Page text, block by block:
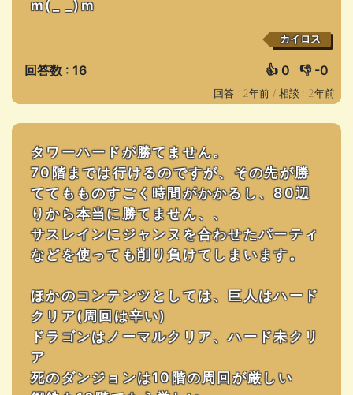
m(_ _)m
カイロス
回答数 : 16 👍 0 👎 -0
回答 : 2年前 / 相談 : 2年前
タワーハードが勝てません。
70階までは行けるのですが、その先が勝
ててもものすごく時間がかかるし、80辺
りから本当に勝てません、、
サスレインにジャンヌを合わせたパーティ
などを使っても削り負けてしまいます。
ほかのコンテンツとしては、巨人はハード
クリア(周回は辛い)
ドラゴンはノーマルクリア、ハード未クリ
ア
死のダンジョンは10階の周回が厳しい